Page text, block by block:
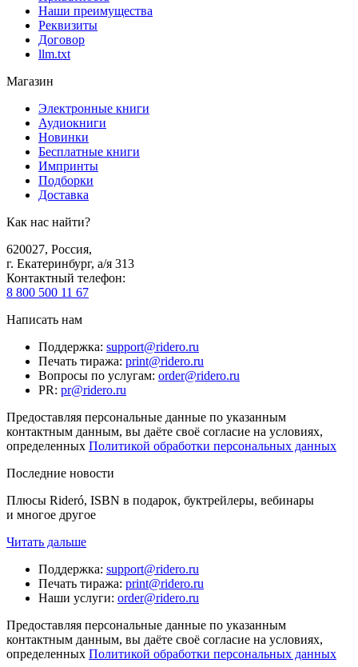
Наши преимущества
Реквизиты
Договор
llm.txt
Магазин
Электронные книги
Аудиокниги
Новинки
Бесплатные книги
Импринты
Подборки
Доставка
Как нас найти?
620027, Россия,
г. Екатеринбург, а/я 313
Контактный телефон:
8 800 500 11 67
Написать нам
Поддержка: support@ridero.ru
Печать тиража: print@ridero.ru
Вопросы по услугам: order@ridero.ru
PR: pr@ridero.ru
Предоставляя персональные данные по указанным
контактным данным, вы даёте своё согласие на условиях,
определенных Политикой обработки персональных данных
Последние новости
Плюсы Rideró, ISBN в подарок, буктрейлеры, вебинары
и многое другое
Читать дальше
Поддержка: support@ridero.ru
Печать тиража: print@ridero.ru
Наши услуги: order@ridero.ru
Предоставляя персональные данные по указанным
контактным данным, вы даёте своё согласие на условиях,
определенных Политикой обработки персональных данных